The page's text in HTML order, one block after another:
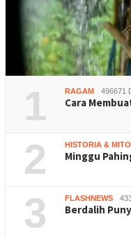
1 RAGAM 496671
Cara
2 HISTORIA &
Minggu
3 FLASHNEWS
Berdalih